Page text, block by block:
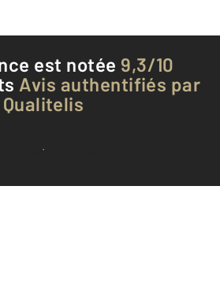
est notée 9,3/10
Avis authentifiés par
Qualitelis
tous les avis clients